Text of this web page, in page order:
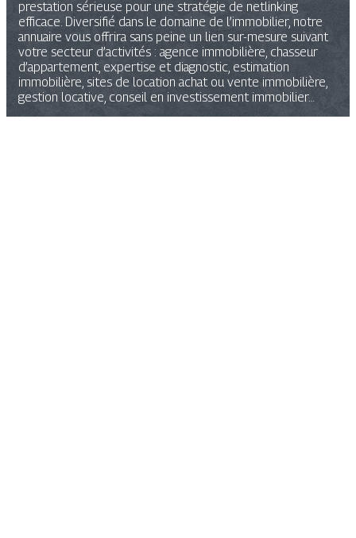
prestation sérieuse pour une stratégie de netlinking
efficace. Diversifié dans le domaine de l’immobilier, notre
annuaire vous offrira sans peine un lien sur-mesure suivant
votre secteur d’activités : agence immobilière, chasseur
d’appartement, expertise et diagnostic, estimation
immobilière, sites de location achat ou vente immobilière,
gestion locative, conseil en investissement immobilier…